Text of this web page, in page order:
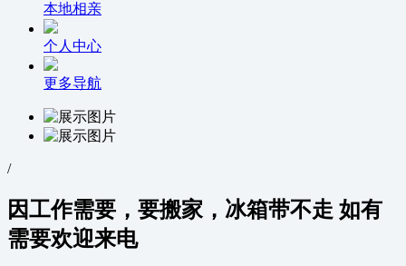
本地相亲
个人中心
更多导航
/
因工作需要，要搬家，冰箱带不走 如有
需要欢迎来电